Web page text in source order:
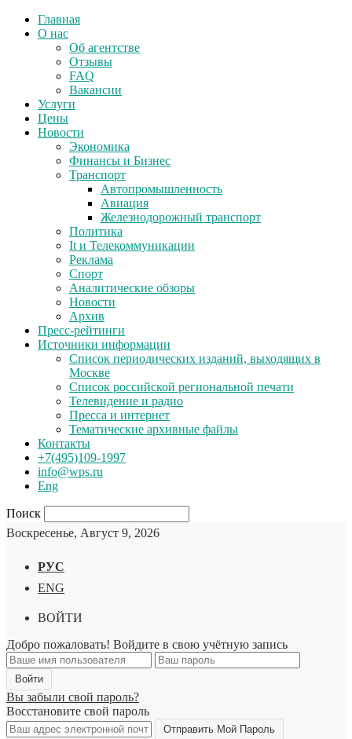
Главная
О нас
Об агентстве
Отзывы
FAQ
Вакансии
Услуги
Цены
Новости
Экономика
Финансы и Бизнес
Транспорт
Автопромышленность
Авиация
Железнодорожный транспорт
Политика
It и Телекоммуникации
Реклама
Спорт
Аналитические обзоры
Новости
Архив
Пресс-рейтинги
Источники информации
Список периодических изданий, выходящих в
Москве
Список российской региональной печати
Телевидение и радио
Пресса и интернет
Тематические архивные файлы
Контакты
+7(495)109-1997
info@wps.ru
Eng
Поиск
Воскресенье, Август 9, 2026
РУС
ENG
ВОЙТИ
Добро пожаловать! Войдите в свою учётную запись
Вы забыли свой пароль?
Восстановите свой пароль